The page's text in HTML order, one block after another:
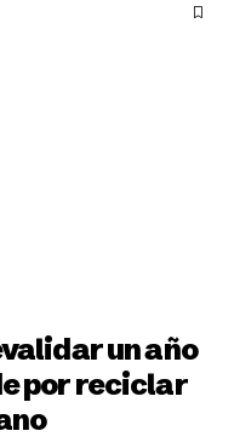
un año
por reciclar